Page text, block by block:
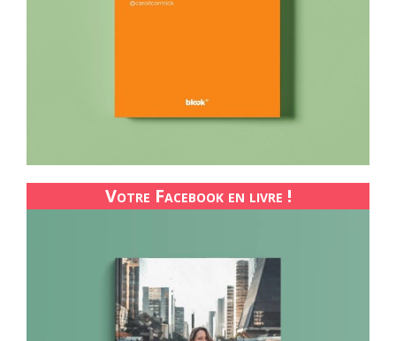
Votre Facebook en livre !